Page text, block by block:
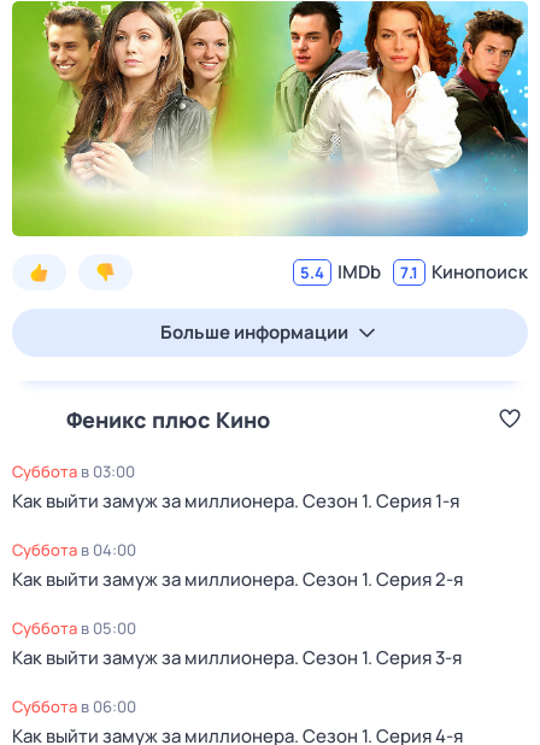
5.4 IMDb 7.1 Кинопоиск
Больше информации
Феникс плюс Кино
суббота в 03:00
Как выйти замуж за миллионера. Сезон 1. Серия 1-я
суббота в 04:00
Как выйти замуж за миллионера. Сезон 1. Серия 2-я
суббота в 05:00
Как выйти замуж за миллионера. Сезон 1. Серия 3-я
суббота в 06:00
Как выйти замуж за миллионера. Сезон 1. Серия 4-я